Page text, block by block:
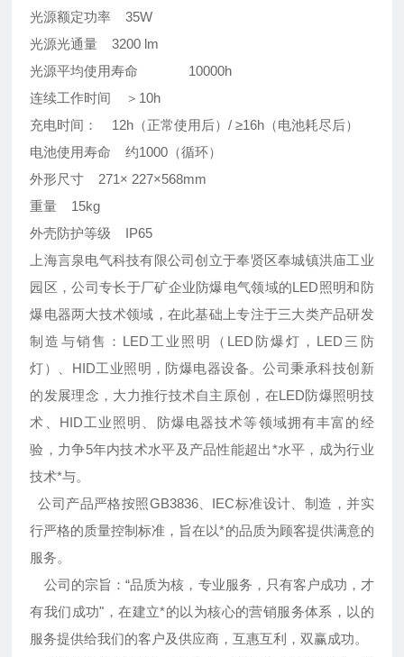
光源额定功率 35W
光源光通量 3200 lm
光源平均使用寿命 10000h
连续工作时间 ＞10h
充电时间： 12h（正常使用后）/ ≥16h（电池耗尽后）
电池使用寿命 约1000（循环）
外形尺寸 271× 227×568mm
重量 15kg
外壳防护等级 IP65
上海言泉电气科技有限公司创立于奉贤区奉城镇洪庙工业
园区，公司专长于厂矿企业防爆电气领域的LED照明和防
爆电器两大技术领域，在此基础上专注于三大类产品研发
制造与销售：LED工业照明（LED防爆灯，LED三防
灯）、HID工业照明，防爆电器设备。公司秉承科技创新
的发展理念，大力推行技术自主原创，在LED防爆照明技
术、HID工业照明、防爆电器技术等领域拥有丰富的经
验，力争5年内技术水平及产品性能超出*水平，成为行业
技术*与。
公司产品严格按照GB3836、IEC标准设计、制造，并实
行严格的质量控制标准，旨在以*的品质为顾客提供满意的
服务。
公司的宗旨：“品质为核，专业服务，只有客户成功，才
有我们成功"，在建立*的以为核心的营销服务体系，以的
服务提供给我们的客户及供应商，互惠互利，双赢成功。